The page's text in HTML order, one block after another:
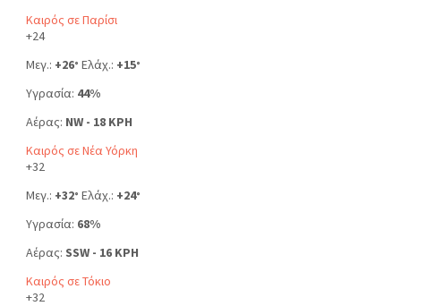
Καιρός σε Παρίσι
+24
Μεγ.: +26° Ελάχ.: +15°
Υγρασία: 44%
Αέρας: NW - 18 KPH
Καιρός σε Νέα Υόρκη
+32
Μεγ.: +32° Ελάχ.: +24°
Υγρασία: 68%
Αέρας: SSW - 16 KPH
Καιρός σε Τόκιο
+32